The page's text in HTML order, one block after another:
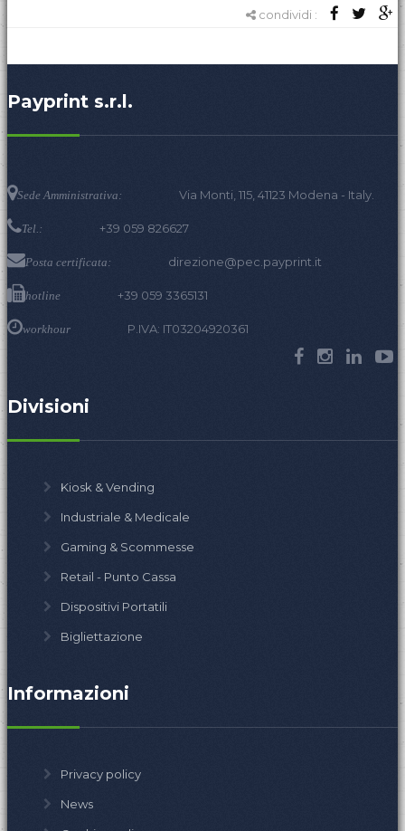
condividi :
Payprint s.r.l.
Sede Amministrativa: Via Monti, 115, 41123 Modena - Italy.
Tel.: +39 059 826627
Posta certificata: direzione@pec.payprint.it
hotline +39 059 3365131
workhour P.IVA: IT03204920361
Divisioni
Kiosk & Vending
Industriale & Medicale
Gaming & Scommesse
Retail - Punto Cassa
Dispositivi Portatili
Bigliettazione
Informazioni
Privacy policy
News